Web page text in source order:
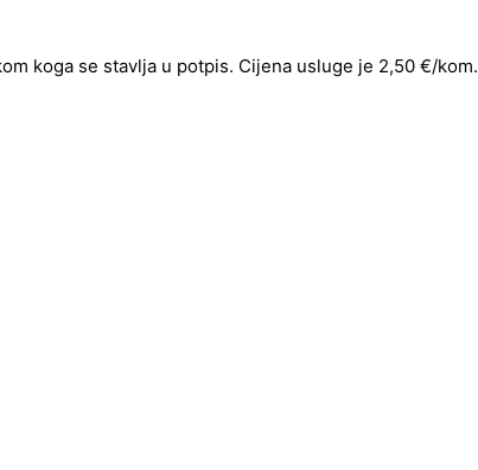
koga se stavlja u potpis. Cijena usluge je 2,50 €/kom.